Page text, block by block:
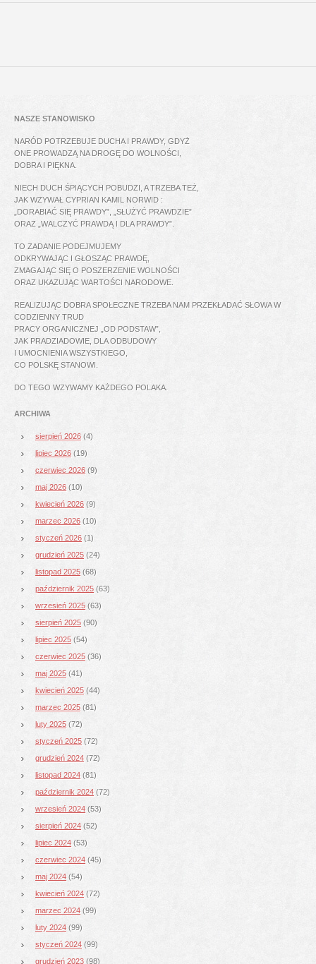
NASZE STANOWISKO
NARÓD POTRZEBUJE DUCHA I PRAWDY, GDYŻ
ONE PROWADZĄ NA DROGĘ DO WOLNOŚCI,
DOBRA I PIĘKNA.
NIECH DUCH ŚPIĄCYCH POBUDZI, A TRZEBA TEŻ,
JAK WZYWAŁ CYPRIAN KAMIL NORWID :
„DORABIAĆ SIĘ PRAWDY”, „SŁUŻYĆ PRAWDZIE”
ORAZ „WALCZYĆ PRAWDĄ I DLA PRAWDY”.
TO ZADANIE PODEJMUJEMY
ODKRYWAJĄC I GŁOSZĄC PRAWDĘ,
ZMAGAJĄC SIĘ O POSZERZENIE WOLNOŚCI
ORAZ UKAZUJĄC WARTOŚCI NARODOWE.
REALIZUJĄC DOBRA SPOŁECZNE TRZEBA NAM PRZEKŁADAĆ SŁOWA W
CODZIENNY TRUD
PRACY ORGANICZNEJ „OD PODSTAW”,
JAK PRADZIADOWIE, DLA ODBUDOWY
I UMOCNIENIA WSZYSTKIEGO,
CO POLSKĘ STANOWI.
DO TEGO WZYWAMY KAŻDEGO POLAKA.
ARCHIWA
sierpień 2026 (4)
lipiec 2026 (19)
czerwiec 2026 (9)
maj 2026 (10)
kwiecień 2026 (9)
marzec 2026 (10)
styczeń 2026 (1)
grudzień 2025 (24)
listopad 2025 (68)
październik 2025 (63)
wrzesień 2025 (63)
sierpień 2025 (90)
lipiec 2025 (54)
czerwiec 2025 (36)
maj 2025 (41)
kwiecień 2025 (44)
marzec 2025 (81)
luty 2025 (72)
styczeń 2025 (72)
grudzień 2024 (72)
listopad 2024 (81)
październik 2024 (72)
wrzesień 2024 (53)
sierpień 2024 (52)
lipiec 2024 (53)
czerwiec 2024 (45)
maj 2024 (54)
kwiecień 2024 (72)
marzec 2024 (99)
luty 2024 (99)
styczeń 2024 (99)
grudzień 2023 (98)